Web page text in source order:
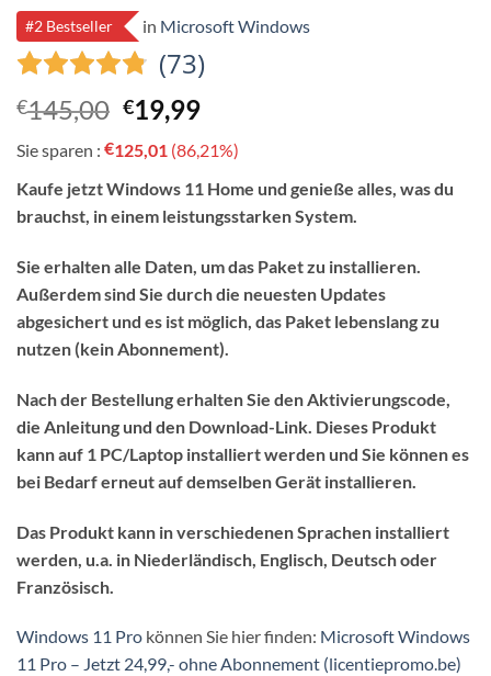
#2 Bestseller in Microsoft Windows
(73)
€145,00 Ursprünglicher
Preis
war:
€145,00.
€19,99Aktueller
Preis
ist:
€19,99.
Sie sparen : €125,01 (86,21%)
Kaufe jetzt Windows 11 Home und genieße alles, was du
brauchst, in einem leistungsstarken System.
Sie erhalten alle Daten, um das Paket zu installieren.
Außerdem sind Sie durch die neuesten Updates
abgesichert und es ist möglich, das Paket lebenslang zu
nutzen (kein Abonnement).
Nach der Bestellung erhalten Sie den Aktivierungscode,
die Anleitung und den Download-Link. Dieses Produkt
kann auf 1 PC/Laptop installiert werden und Sie können es
bei Bedarf erneut auf demselben Gerät installieren.
Das Produkt kann in verschiedenen Sprachen installiert
werden, u.a. in Niederländisch, Englisch, Deutsch oder
Französisch.
Windows 11 Pro können Sie hier finden: Microsoft Windows
11 Pro – Jetzt 24,99,- ohne Abonnement (licentiepromo.be)